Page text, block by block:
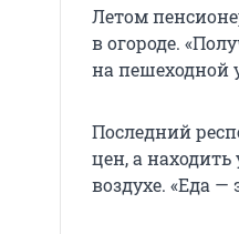
Летом
в огороде.
на пешеходной
Последний
цен, а
воздухе. «Еда —